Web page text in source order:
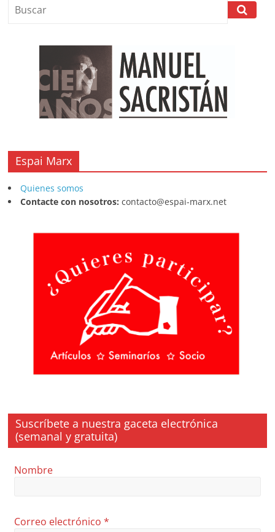
o
o p
tir
Espai Marx
Quienes somos
Contacte con nosotros: contacto@espai-marx.net
Suscríbete a nuestra gaceta electrónica
(semanal y gratuita)
Nombre
Correo electrónico*